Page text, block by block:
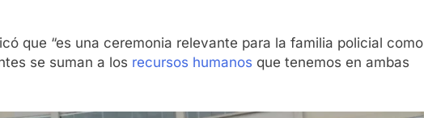
que “es una ceremonia relevante para la familia policial como
se suman a los recursos humanos que tenemos en ambas